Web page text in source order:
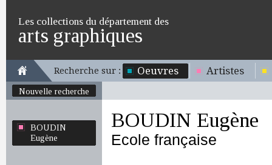
Les collections du département des
arts graphiques
Recherche sur : Oeuvres Artistes
Nouvelle recherche
BOUDIN
Eugène
BOUDIN Eugène
Ecole française